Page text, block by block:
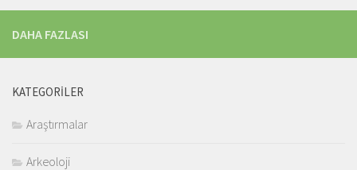
DAHA FAZLASI
KATEGORILER
Araştırmalar
Arkeoloji